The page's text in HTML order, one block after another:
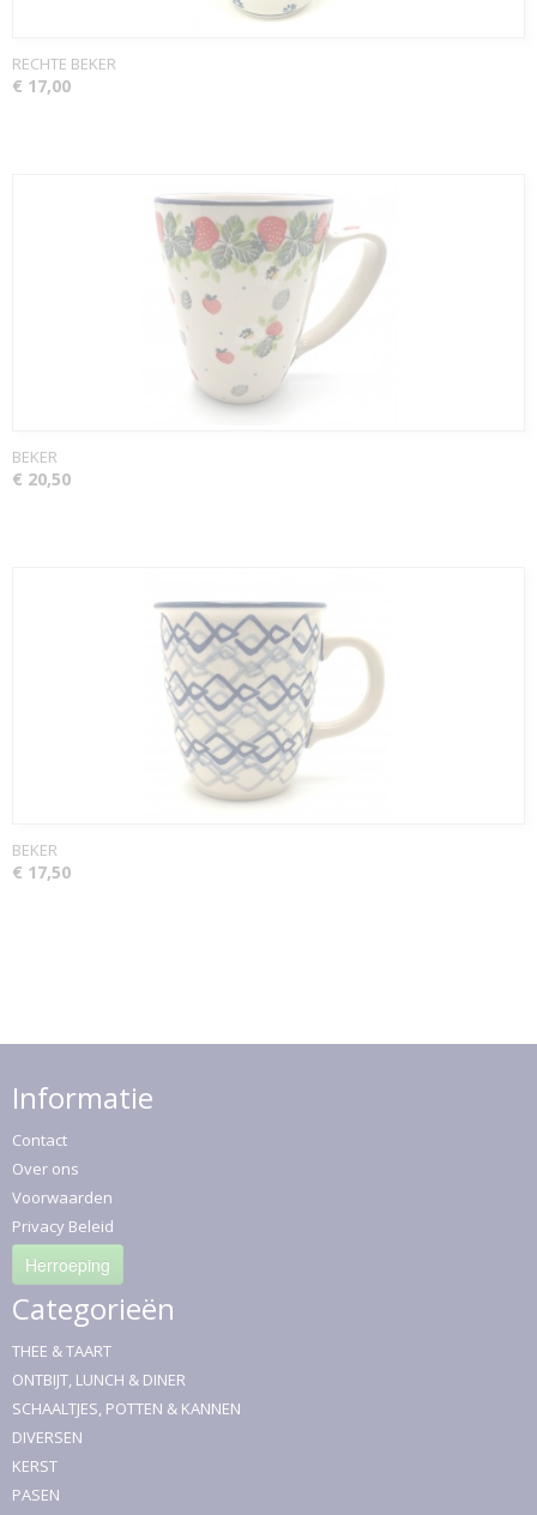
RECHTE BEKER
€ 17,00
BEKER
€ 20,50
BEKER
€ 17,50
Informatie
Contact
Over ons
Voorwaarden
Privacy Beleid
Herroeping
Categorieën
THEE & TAART
ONTBIJT, LUNCH & DINER
SCHAALTJES, POTTEN & KANNEN
DIVERSEN
KERST
PASEN